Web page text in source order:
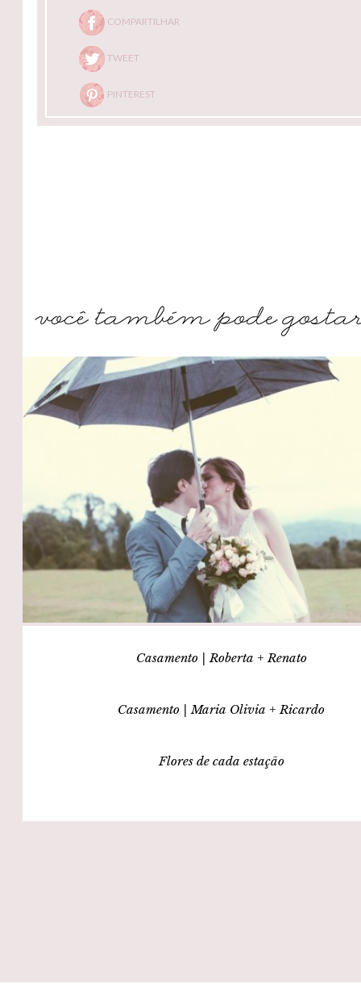
COMPARTILHAR
TWEET
PINTEREST
Casamento | Roberta + Renato
Casamento | Maria Olivia + Ricardo
Flores de cada estação